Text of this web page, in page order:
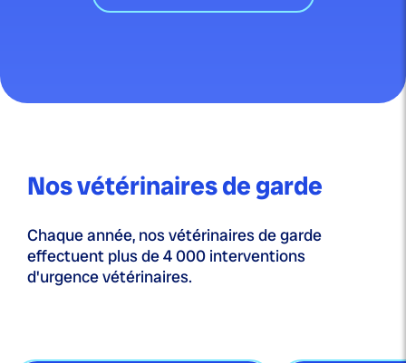
Nos vétérinaires de garde
Chaque année, nos vétérinaires de garde
effectuent plus de 4 000 interventions
d'urgence vétérinaires.